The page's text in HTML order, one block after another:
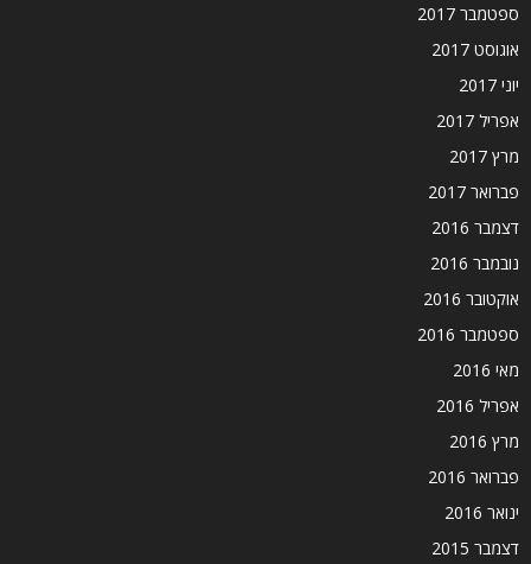
ספטמבר 2017
אוגוסט 2017
יוני 2017
אפריל 2017
מרץ 2017
פברואר 2017
דצמבר 2016
נובמבר 2016
אוקטובר 2016
ספטמבר 2016
מאי 2016
אפריל 2016
מרץ 2016
פברואר 2016
ינואר 2016
דצמבר 2015